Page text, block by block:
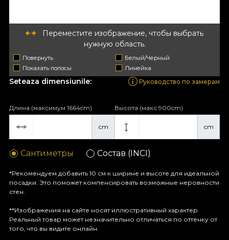
Переместите изображение, чтобы выбрать
нужную область.
Повернуть
Белый/Черный
Показать полосы
Линейка
Seteaza dimensiunile: Руководство по замерам
cm
Длина (максимум 1664cm)
cm
Высота (макс 900cm)
Сантиметры Состав (INCI)
*Рекомендуем добавить 10 см к ширине и высоте для идеальной
посадки. Это поможет компенсировать возможные неровности
стен.
**Изображения на сайте носят иллюстративный характер.
Реальный товар может незначительно отличаться по оттенку от
того, что вы видите онлайн.